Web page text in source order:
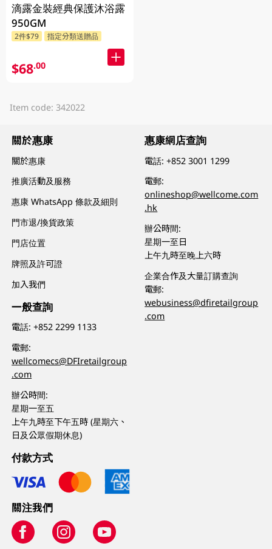
滴露金裝經典保護沐浴露
950GM
2件$79 指定分類送贈品
$68.00
Item code: 342022
關於惠康
關於惠康
推廣活動及服務
惠康 WhatsApp 條款及細則
門市退/換貨政策
門店位置
牌照及許可證
加入我們
一般查詢
電話:+852 2299 1133
電郵:
wellcomecs@DFIretailgroup
.com
辦公時間:
星期一至五
上午九時至下午五時 (星期六、
日及公眾假期休息)
惠康網店查詢
電話:+852 3001 1299
電郵:
onlineshop@wellcome.com
.hk
辦公時間:
星期一至日
上午九時至晚上六時
企業合作及大量訂購查詢
電郵:
webusiness@dfiretailgroup
.com
付款方式
關注我們